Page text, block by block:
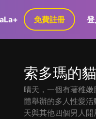
免費註冊
索多瑪的貓
晴天，一個有著稚
體舉辦的多人性愛
天與其他四個男人